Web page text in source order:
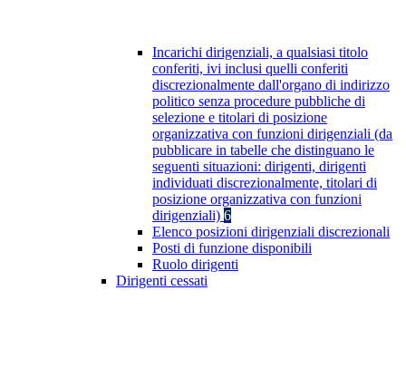
Incarichi dirigenziali, a qualsiasi titolo
conferiti, ivi inclusi quelli conferiti
discrezionalmente dall'organo di indirizzo
politico senza procedure pubbliche di
selezione e titolari di posizione
organizzativa con funzioni dirigenziali (da
pubblicare in tabelle che distinguano le
seguenti situazioni: dirigenti, dirigenti
individuati discrezionalmente, titolari di
posizione organizzativa con funzioni
dirigenziali) 6
Elenco posizioni dirigenziali discrezionali
Posti di funzione disponibili
Ruolo dirigenti
Dirigenti cessati